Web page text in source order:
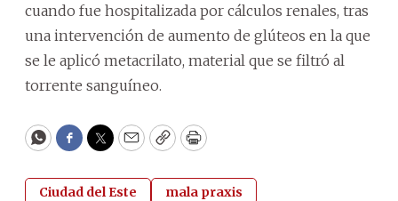
cuando fue hospitalizada por cálculos renales, tras
una intervención de aumento de glúteos en la que
se le aplicó metacrilato, material que se filtró al
torrente sanguíneo.
WhatsApp
Facebook
Twitter
EmailCopyPrint
Ciudad del Este mala praxis